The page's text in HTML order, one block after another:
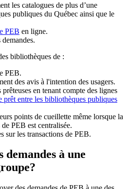
les catalogues de plus d’une
publiques du Québec ainsi que le
PEB en ligne.
demandes.
bibliothèques de :
PEB.
des avis à l'intention des usagers.
en tenant compte des lignes
prêt entre les bibliothèques publiques
points de cueillette même lorsque la
PEB est centralisée.
sur les transactions de PEB.
à une